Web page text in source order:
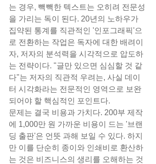
는 경우, 빽빽한 텍스트는 오히려 전문성
을 가리는 독이 된다. 20년의 노하우가
집약된 통계를 직관적인 '인포그래픽'으
로 전환하는 작업은 독자에 대한 배려이
자, 저자의 분석력을 시각적으로 압도하
는 전략이다. "글만 있으면 심심할 것 같
다"는 저자의 직관적 우려는, 사실 데이
터 시각화라는 전문적인 영역으로 보완
되어야 할 핵심적인 포인트다.
문제는 결국 비용과 가치다. 200부 제작
에 1,000만 원 가까운 비용이 드는 '브랜
딩 출판'은 언뜻 과해 보일 수 있다. 하지
만 이를 단순히 종이와 인쇄비로 환산하
는 것은 비즈니스의 생리를 오해하는 것